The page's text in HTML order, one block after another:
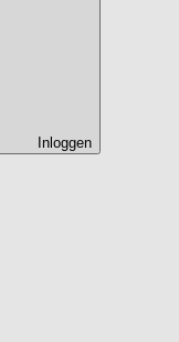
Inloggen